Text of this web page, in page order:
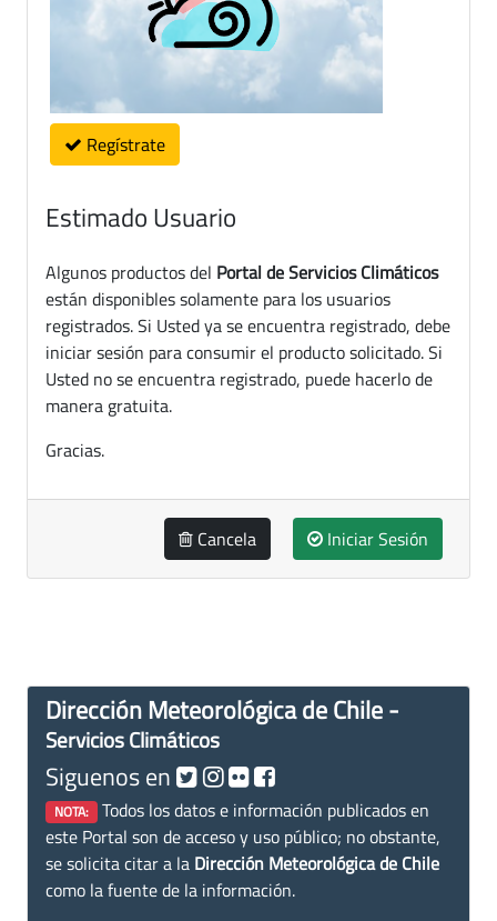
Regístrate
Estimado Usuario
Algunos productos del Portal de Servicios Climáticos
están disponibles solamente para los usuarios
registrados. Si Usted ya se encuentra registrado, debe
iniciar sesión para consumir el producto solicitado. Si
Usted no se encuentra registrado, puede hacerlo de
manera gratuita.
Gracias.
Cancela Iniciar Sesión
Dirección Meteorológica de Chile -
Servicios Climáticos
Siguenos en
NOTA: Todos los datos e información publicados en
este Portal son de acceso y uso público; no obstante,
se solicita citar a la Dirección Meteorológica de Chile
como la fuente de la información.